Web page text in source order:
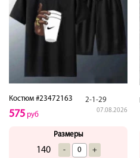
Костюм #23472163 2-1-29
07.08.2026
575 руб
Размеры
140 - +